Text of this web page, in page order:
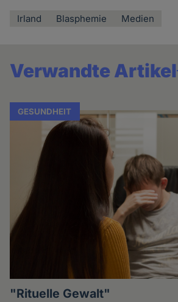
Irland Blasphemie Medien
Verwandte Artikel
GESUNDHEIT
"Rituelle Gewalt"